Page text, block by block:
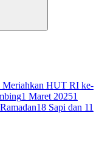
HUT RI ke-
1 Maret 20251
18 Sapi dan 11